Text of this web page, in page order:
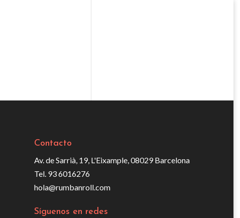
Contacto
Av. de Sarrià, 19, L'Eixample, 08029 Barcelona
Tel. 93 6016276
hola@rumbanroll.com
Síguenos en redes